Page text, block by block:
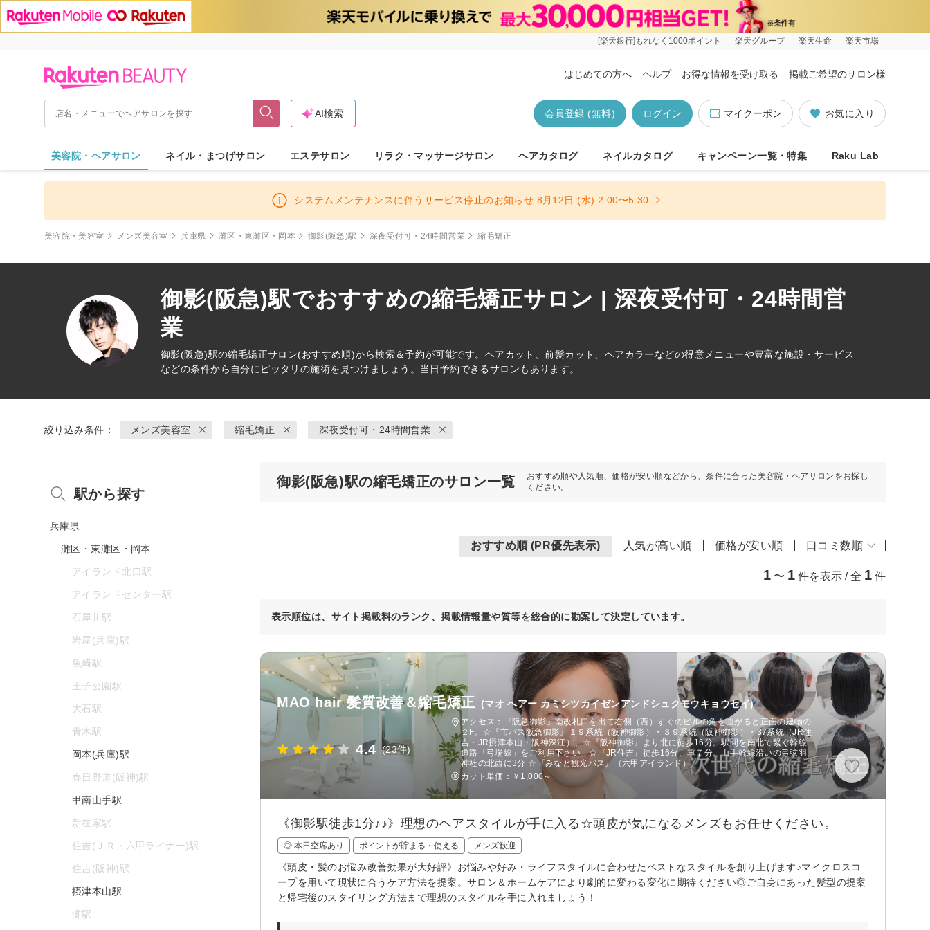
[楽天銀行]もれなく1000ポイント 楽天グループ 楽天生命 楽天市場
はじめての方へ ヘルプ お得な情報を受け取る 掲載ご希望のサロン様
お気に入り
マイクーポン
ログイン
会員登録 (無料)
AI検索
美容院・ヘアサロン ネイル・まつげサロン エステサロン リラク・マッサージサロン ヘアカタログ ネイルカタログ キャンペーン一覧・特集 Raku Lab
システムメンテナンスに伴うサービス停止のお知らせ 8月12日 (水) 2:00〜5:30
美容院・美容室 メンズ美容室 兵庫県 灘区・東灘区・岡本 御影(阪急)駅 深夜受付可・24時間営業 縮毛矯正
御影(阪急)駅でおすすめの縮毛矯正サロン | 深夜受付可・24時間営
業
御影(阪急)駅の縮毛矯正サロン(おすすめ順)から検索＆予約が可能です。ヘアカット、前髪カット、ヘアカラーなどの得意メニューや豊富な施設・サービス
などの条件から自分にピッタリの施術を見つけましょう。当日予約できるサロンもあります。
絞り込み条件： メンズ美容室 縮毛矯正 深夜受付可・24時間営業
御影(阪急)駅の縮毛矯正のサロン一覧
おすすめ順や人気順、価格が安い順などから、条件に合った美容院・ヘアサロンをお探し
ください。
おすすめ順 (PR優先表示) 人気が高い順 価格が安い順 口コミ数順
1 〜 1 件を表示 / 全 1 件
表示順位は、サイト掲載料のランク、掲載情報量や質等を総合的に勘案して決定しています。
MAO hair 髪質改善＆縮毛矯正 (マオ ヘアー カミシツカイゼンアンドシュクモウキョウセイ)
4.4 (23件)
アクセス：『阪急御影』南改札口を出て右側（西）すぐのビルの角を曲がると正面の建物の
２F。☆『市バス阪急御影』１９系統（阪神御影）・３９系統（阪神御影）・37系統（JR住
吉・JR摂津本山・阪神深江）、☆『阪神御影』より北に徒歩16分。駅間を南北で繋ぐ幹線
道路「弓場線」をご利用下さい ☆『JR住吉』徒歩16分、車７分。山手幹線沿いの弓弦羽
神社の北西に3分 ☆『みなと観光バス』（六甲アイランド）
カット単価： ￥1,000～
《御影駅徒歩1分♪♪》理想のヘアスタイルが手に入る☆頭皮が気になるメンズもお任せください。
◎ 本日空席あり ポイントが貯まる・使える メンズ歓迎
《頭皮・髪のお悩み改善効果が大好評》お悩みや好み・ライフスタイルに合わせたベストなスタイルを創り上げます♪マイクロスコ
ープを用いて現状に合うケア方法を提案。サロン＆ホームケアにより劇的に変わる変化に期待ください◎ご自身にあった髪型の提案
と帰宅後のスタイリング方法まで理想のスタイルを手に入れましょう！
駅から探す
兵庫県
灘区・東灘区・岡本
アイランド北口駅
アイランドセンター駅
石屋川駅
岩屋(兵庫)駅
魚崎駅
王子公園駅
大石駅
青木駅
岡本(兵庫)駅
春日野道(阪神)駅
甲南山手駅
新在家駅
住吉(ＪＲ・六甲ライナー)駅
住吉(阪神)駅
摂津本山駅
灘駅